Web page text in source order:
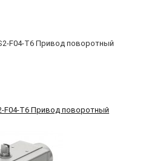
F04-T6 Привод поворотный